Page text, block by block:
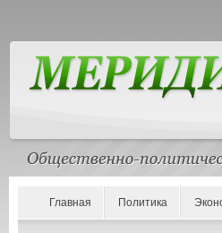
Главная Политика